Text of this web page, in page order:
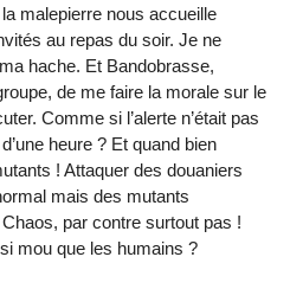
malepierre nous accueille
au repas du soir. Je ne
hache. Et Bandobrasse,
de me faire la morale sur le
Comme si l’alerte n’était pas
heure ? Et quand bien
! Attaquer des douaniers
mais des mutants
par contre surtout pas !
mou que les humains ?